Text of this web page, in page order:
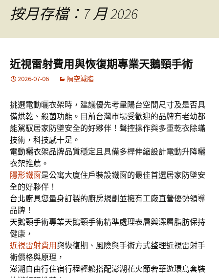
容
按月存檔：7 月 2026
近視雷射費用與恢復期專業天鵝頸手術
2026-07-06 隔空減脂
挑選電動曬衣架時，建議優先考量陽台空間尺寸及是否具
備烘乾、殺菌功能。目前台灣市場受歡迎的品牌有老幼都
能駕馭居家防墜安全的好夥伴！聲控操作與多重乾衣除蟎
技術，科技感十足。
電動曬衣架品牌品質穩定且具備多桿伸縮設計電動升降曬
衣架推薦。
隱形鐵窗是公寓大廈住戶裝設鐵窗的最佳首選居家防墜安
全的好夥伴！
台北廚具您量身訂製的廚房規劃並擁有工廠直營優勢領導
品牌！
天鵝頸手術專業天鵝頸手術精準處理表層與深層脂肪保持
健康，
近視雷射費用與恢復期、風險與手術方式整理近視雷射手
術價格與原理，
澎湖自由行住宿行程輕鬆搭配澎湖花火節奢華遊環島套裝